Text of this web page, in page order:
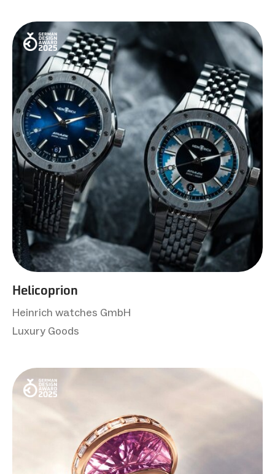
Helicoprion
Heinrich watches GmbH
Luxury Goods